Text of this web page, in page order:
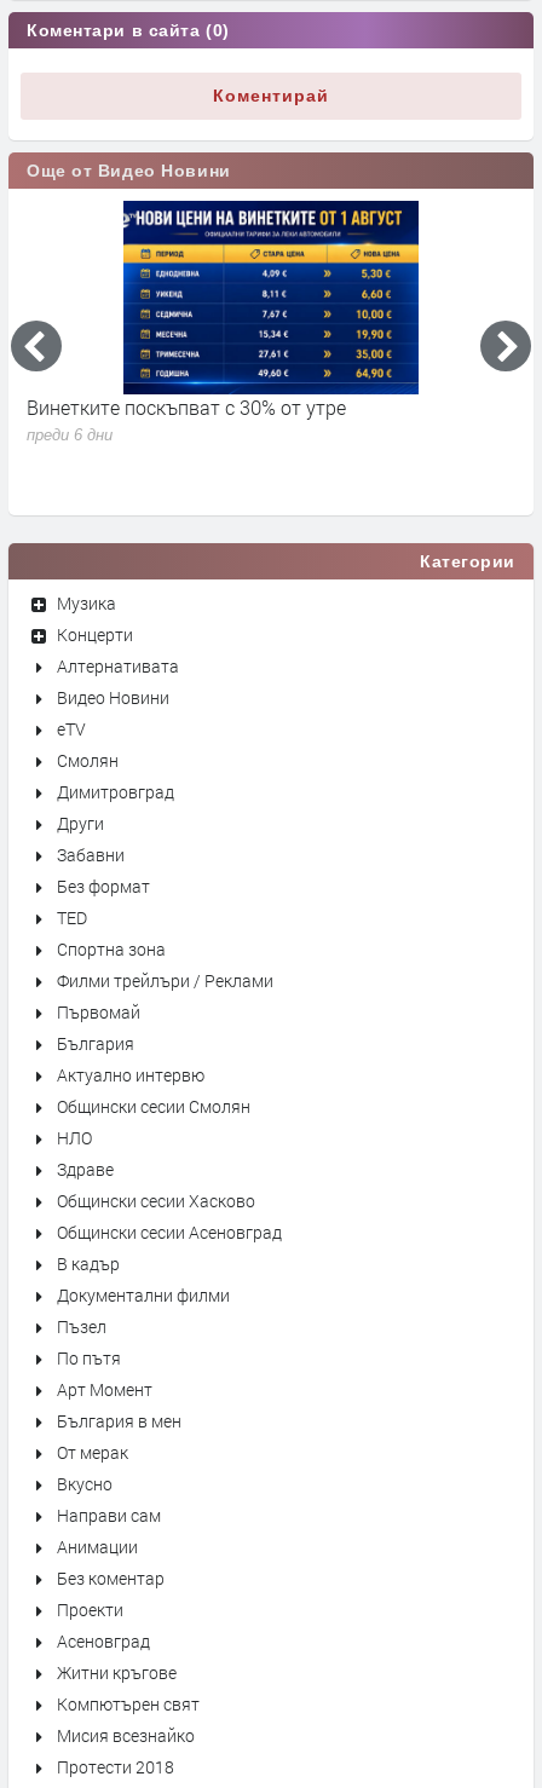
Коментари в сайта (0)
Коментирай
Още от Видео Новини
Винетките поскъпват с 30% от утре
преди 6 дни
Категории
Музика
Концерти
Алтернативата
Видео Новини
eTV
Смолян
Димитровград
Други
Забавни
Без формат
TED
Спортна зона
Филми трейлъри / Реклами
Първомай
България
Актуално интервю
Общински сесии Смолян
НЛО
Здраве
Общински сесии Хасково
Общински сесии Асеновград
В кадър
Документални филми
Пъзел
По пътя
Арт Момент
България в мен
От мерак
Вкусно
Направи сам
Анимации
Без коментар
Проекти
Асеновград
Житни кръгове
Компютърен свят
Мисия всезнайко
Протести 2018